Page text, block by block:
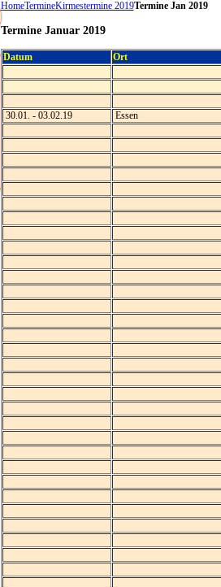
HomeTermineKirmestermine 2019Termine Jan 2019
Termine Januar 2019
Datum Ort
30.01. - 03.02.19 Essen